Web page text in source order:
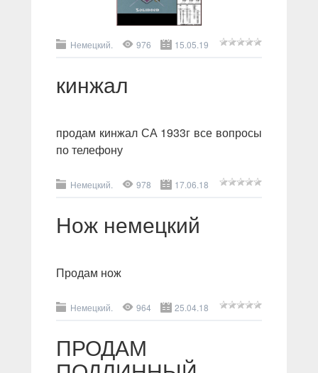
Немецкий. 976 15.05.19
кинжал
продам кинжал СА 1933г все вопросы
по телефону
Немецкий. 978 17.06.18
Нож немецкий
Продам нож
Немецкий. 964 25.04.18
ПРОДАМ